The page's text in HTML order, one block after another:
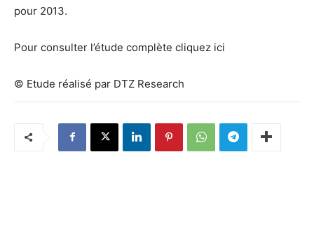
pour 2013.
Pour consulter l’étude complète cliquez ici
© Etude réalisé par DTZ Research